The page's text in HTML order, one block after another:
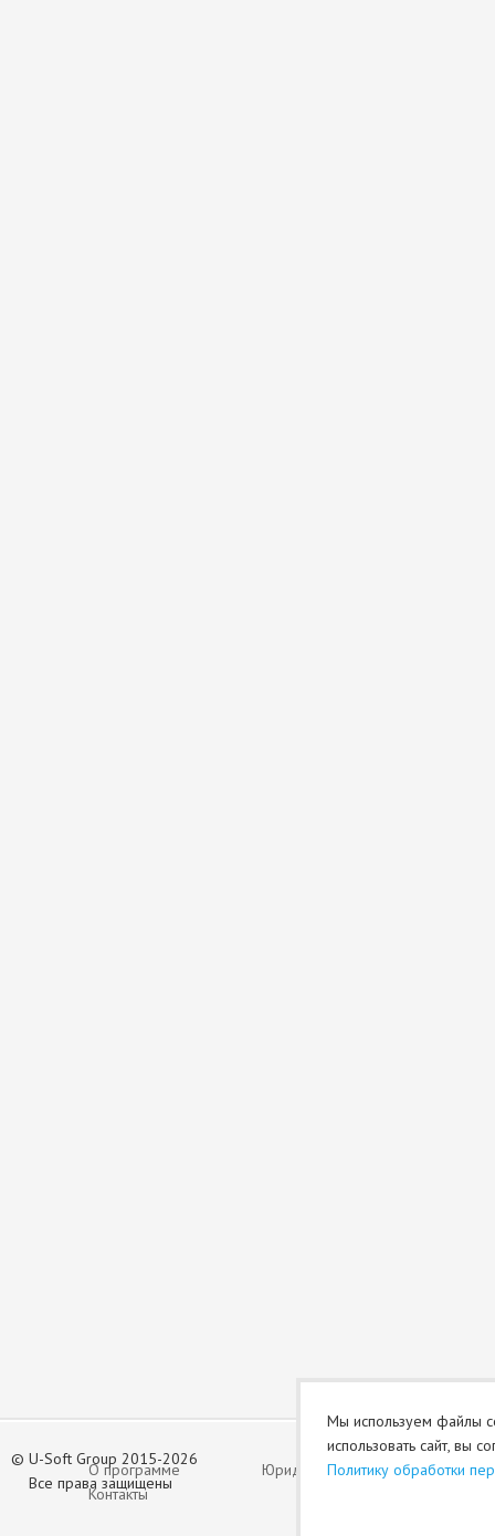
© U-Soft Group 2015-2026
Все права защищены
О программе
Юридический раздел (оферта)
Контакты
Мы используем файлы
использовать сайт, вы
Политику обработки